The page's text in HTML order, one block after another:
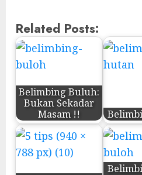
Related Posts:
Belimbing Buluh:
Bukan Sekadar
Masam !!